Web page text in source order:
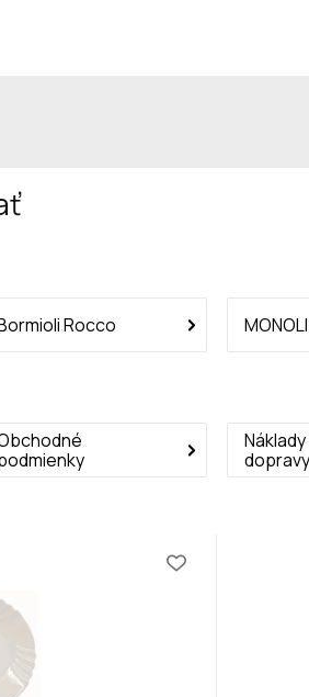
Rocco
dopravy